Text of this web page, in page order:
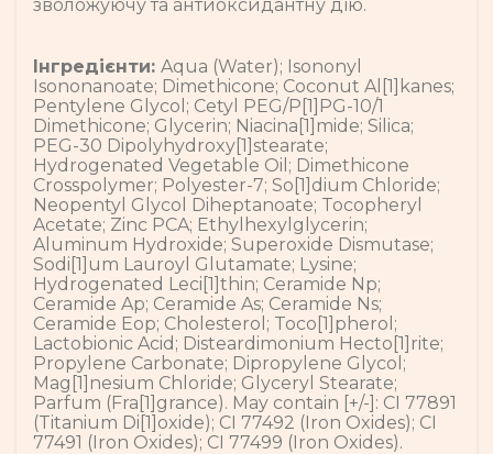
зволожуючу та антиоксидантну дію.
Інгредієнти: Aqua (Water); Isononyl
Isononanoate; Dimethicone; Coconut Al[1]kanes;
Pentylene Glycol; Cetyl PEG/P[1]PG-10/1
Dimethicone; Glycerin; Niacina[1]mide; Silica;
PEG-30 Dipolyhydroxy[1]stearate;
Hydrogenated Vegetable Oil; Dimethicone
Crosspolymer; Polyester-7; So[1]dium Chloride;
Neopentyl Glycol Diheptanoate; Tocopheryl
Acetate; Zinc PCA; Ethylhexylglycerin;
Aluminum Hydroxide; Superoxide Dismutase;
Sodi[1]um Lauroyl Glutamate; Lysine;
Hydrogenated Leci[1]thin; Ceramide Np;
Ceramide Ap; Ceramide As; Ceramide Ns;
Ceramide Eop; Cholesterol; Toco[1]pherol;
Lactobionic Acid; Disteardimonium Hecto[1]rite;
Propylene Carbonate; Dipropylene Glycol;
Mag[1]nesium Chloride; Glyceryl Stearate;
Parfum (Fra[1]grance). May contain [+/-]: CI 77891
(Titanium Di[1]oxide); CI 77492 (Iron Oxides); CI
77491 (Iron Oxides); CI 77499 (Iron Oxides).